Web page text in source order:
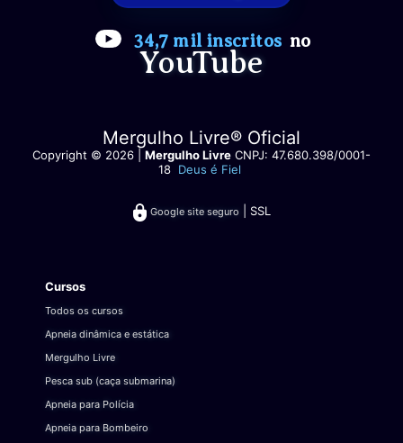
34,7 mil inscritos no
YouTube
Mergulho Livre® Oficial
Copyright © 2026 | Mergulho Livre CNPJ: 47.680.398/0001-
18 Deus é Fiel
Google site seguro | SSL
Cursos
Todos os cursos
Apneia dinâmica e estática
Mergulho Livre
Pesca sub (caça submarina)
Apneia para Polícia
Apneia para Bombeiro